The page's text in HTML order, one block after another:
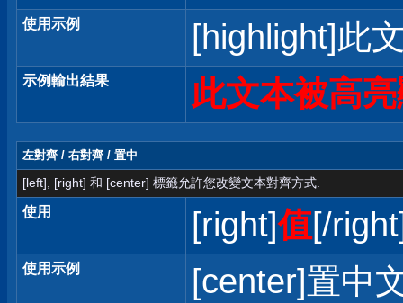
使用示例 [highlight]此
示例輸出結果 此文本被高
左對齊 / 右對齊 / 置中
[left], [right] 和 [center] 標籤允許您改變文本對齊方式.
使用 [right]值[/
使用示例 [center]置中